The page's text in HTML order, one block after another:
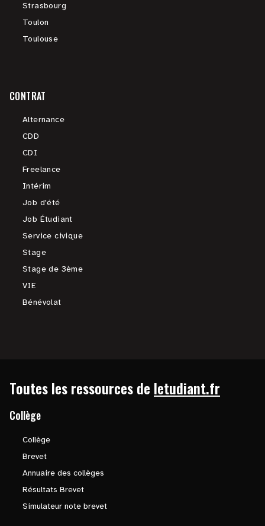
Strasbourg
Toulon
Toulouse
CONTRAT
Alternance
CDD
CDI
Freelance
Intérim
Job d'été
Job Étudiant
Service civique
Stage
Stage de 3ème
VIE
Bénévolat
Toutes les ressources de letudiant.fr
Collège
Collège
Brevet
Annuaire des collèges
Résultats Brevet
Simulateur note brevet